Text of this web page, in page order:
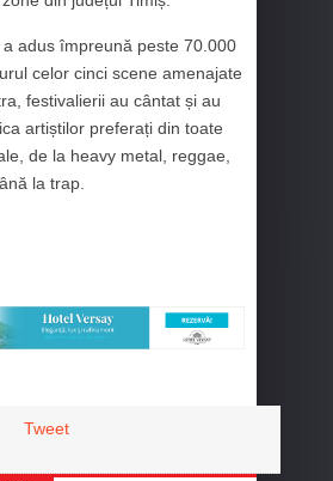
adus împreună peste 70.000
celor cinci scene amenajate
festivalierii au cântat și au
artiștilor preferați din toate
de la heavy metal, reggae,
la trap.
Tweet